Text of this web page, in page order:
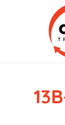
CYP Trading
Professionelle Ersatzteilbeschaffung